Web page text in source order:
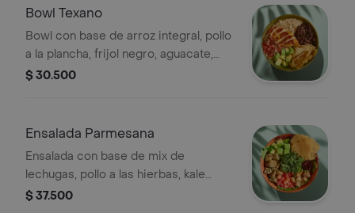
Bowl Texano
Bowl con base de arroz integral, pollo
a la plancha, frijol negro, aguacate,
pico de gallo y totopos.
$ 30.500
Ensalada Parmesana
Ensalada con base de mix de
lechugas, pollo a las hierbas, kale
picado, tomate, aguacate, galletas de
$ 37.500